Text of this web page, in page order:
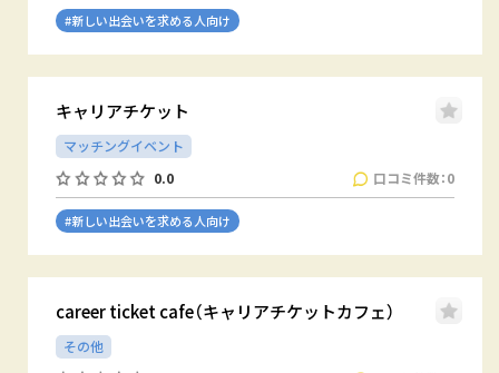
#新しい出会いを求める人向け
キャリアチケット
マッチングイベント
0.0
口コミ件数：0
#新しい出会いを求める人向け
career ticket cafe（キャリアチケットカフェ）
その他